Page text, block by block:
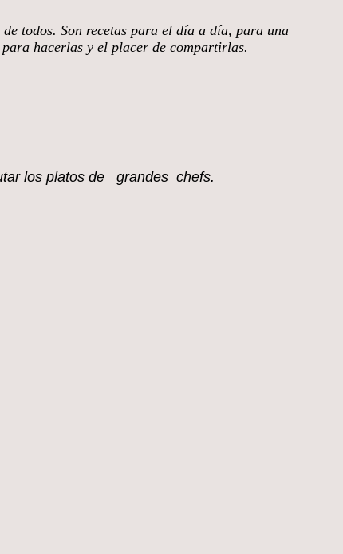
todos. Son recetas para el día a día, para una
hacerlas y el placer de compartirlas.
los platos de grandes chefs.